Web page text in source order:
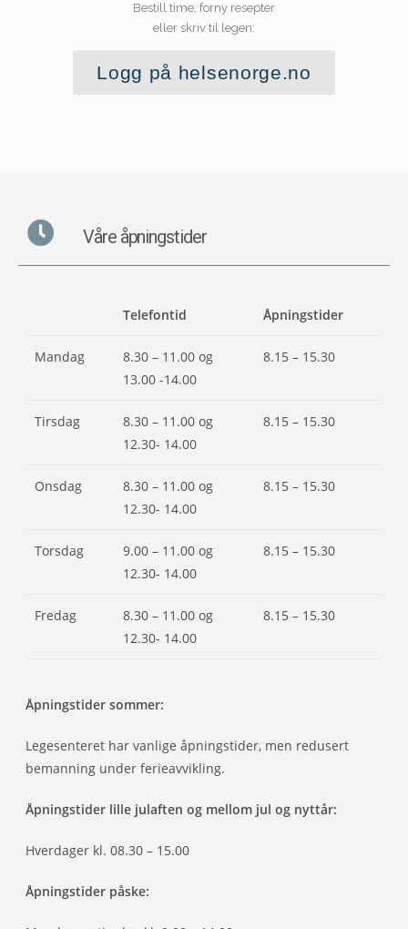
Bestill time, forny resepter
eller skriv til legen:
Logg på helsenorge.no
Våre åpningstider
Telefontid Åpningstider
Mandag
8.30 – 11.00 og
13.00 -14.00
8.15 – 15.30
Tirsdag
8.30 – 11.00 og
12.30- 14.00
8.15 – 15.30
Onsdag
8.30 – 11.00 og
12.30- 14.00
8.15 – 15.30
Torsdag
9.00 – 11.00 og
12.30- 14.00
8.15 – 15.30
Fredag
8.30 – 11.00 og
12.30- 14.00
8.15 – 15.30
Åpningstider sommer:
Legesenteret har vanlige åpningstider, men redusert
bemanning under ferieavvikling.
Åpningstider lille julaften og mellom jul og nyttår:
Hverdager kl. 08.30 – 15.00
Åpningstider påske: